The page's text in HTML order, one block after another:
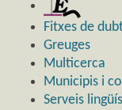
Fitxes de
Greuges
Multicerca
Municipis i
Serveis